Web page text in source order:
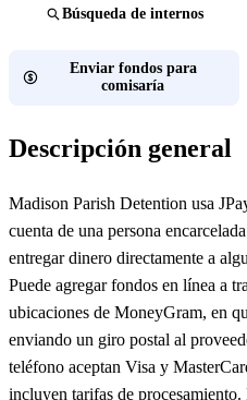
Búsqueda de internos
Enviar fondos para
comisaría
Descripción general
Madison Parish Detention usa
cuenta de una persona
entregar dinero directamente a
Puede agregar fondos en línea a
ubicaciones de MoneyGram, en
enviando un giro postal al
teléfono aceptan Visa y
incluyen tarifas de